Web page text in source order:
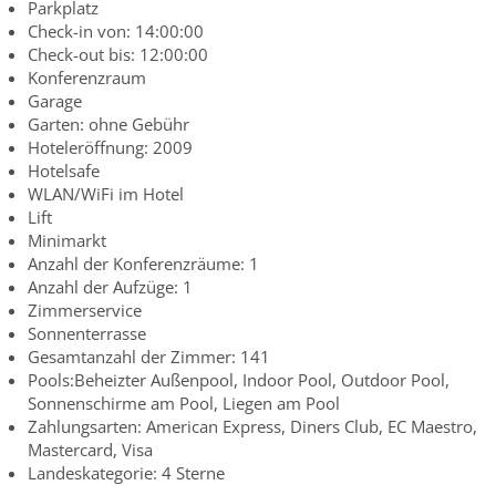
Parkplatz
Check-in von: 14:00:00
Check-out bis: 12:00:00
Konferenzraum
Garage
Garten: ohne Gebühr
Hoteleröffnung: 2009
Hotelsafe
WLAN/WiFi im Hotel
Lift
Minimarkt
Anzahl der Konferenzräume: 1
Anzahl der Aufzüge: 1
Zimmerservice
Sonnenterrasse
Gesamtanzahl der Zimmer: 141
Pools:Beheizter Außenpool, Indoor Pool, Outdoor Pool,
Sonnenschirme am Pool, Liegen am Pool
Zahlungsarten: American Express, Diners Club, EC Maestro,
Mastercard, Visa
Landeskategorie: 4 Sterne